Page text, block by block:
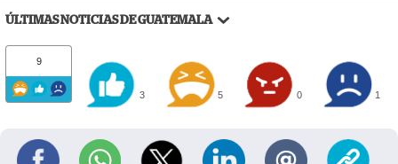
ÚLTIMAS NOTICIAS DE GUATEMALA
9
3 5 0 1